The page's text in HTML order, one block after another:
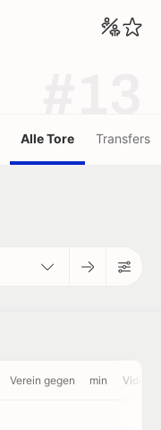
Alle Tore Transfers
Verein gegen min Videos